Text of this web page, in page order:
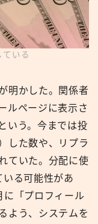
いる
明かした。関係者
ルページに表示さ
いう。今までは投
した数や、リプラ
ていた。分配に使
る可能性があ
に「プロフィール
よう、システムを